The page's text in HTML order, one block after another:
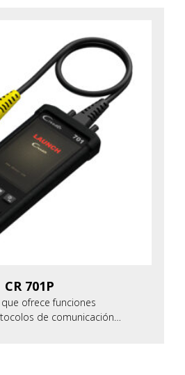
CR 701P
ofrece funciones
de comunicación…